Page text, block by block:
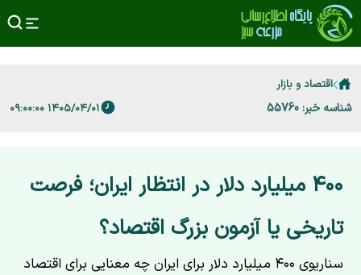
اقتصاد و بازار
شناسه خبر: 55760 ۱۴۰۵/۰۴/۰۱ ۰۹:۰۰:۰۰
۴۰۰ میلیارد دلار در انتظار ایران؛ فرصت
تاریخی یا آزمون بزرگ اقتصاد؟
سناریوی ۴۰۰ میلیارد دلار برای ایران چه معنایی برای اقتصاد